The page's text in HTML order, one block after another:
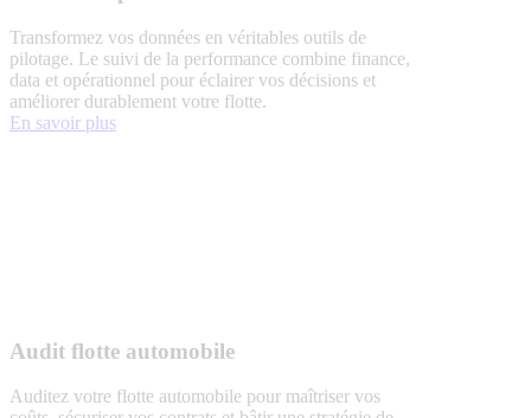
Transformez vos données en véritables outils de
pilotage. Le suivi de la performance combine finance,
data et opérationnel pour éclairer vos décisions et
améliorer durablement votre flotte.
En savoir plus
Audit flotte automobile
Auditez votre flotte automobile pour maîtriser vos